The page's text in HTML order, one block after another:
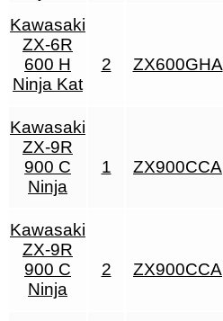
Kawasaki
ZX-6R
600 H
Ninja Kat
2 ZX600GHA
Kawasaki
ZX-9R
900 C
Ninja
1 ZX900CCA
Kawasaki
ZX-9R
900 C
Ninja
2 ZX900CCA